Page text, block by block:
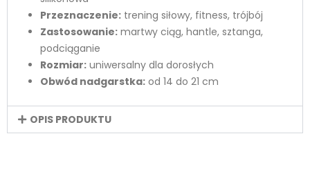
Przeznaczenie: trening siłowy, fitness, trójbój
Zastosowanie: martwy ciąg, hantle, sztanga,
podciąganie
Rozmiar: uniwersalny dla dorosłych
Obwód nadgarstka: od 14 do 21 cm
OPIS PRODUKTU